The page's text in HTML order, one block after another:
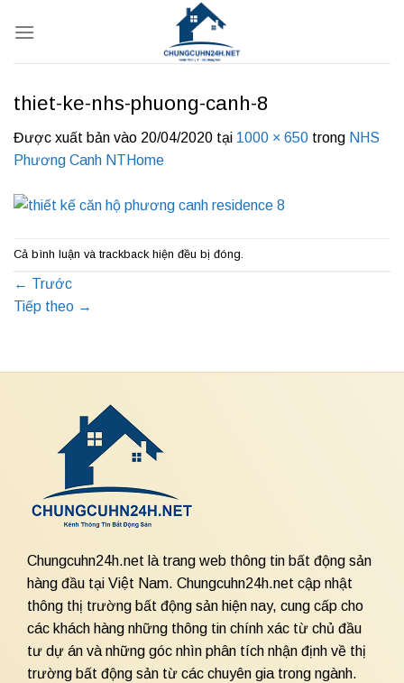
qua
thiet-ke-nhs-phuong-canh-8
Được xuất bản vào 20/04/2020 tại 1000 × 650 trong NHS
Phương Canh NTHome
Cả bình luận và trackback hiện đều bị đóng.
← Trước
Tiếp theo →
Chungcuhn24h.net là trang web thông tin bất động sản
hàng đầu tại Việt Nam. Chungcuhn24h.net cập nhật
thông thị trường bất động sản hiện nay, cung cấp cho
các khách hàng những thông tin chính xác từ chủ đầu
tư dự án và những góc nhìn phân tích nhận định về thị
trường bất động sản từ các chuyên gia trong ngành.